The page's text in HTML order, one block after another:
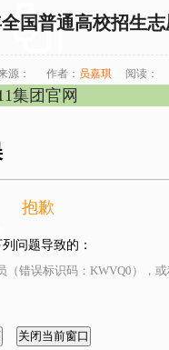
国普通高校招生
源： 作者： 员嘉琪 阅读：
集团官网
抱歉
问题导致的：
（错误标识码：KWVQ0），